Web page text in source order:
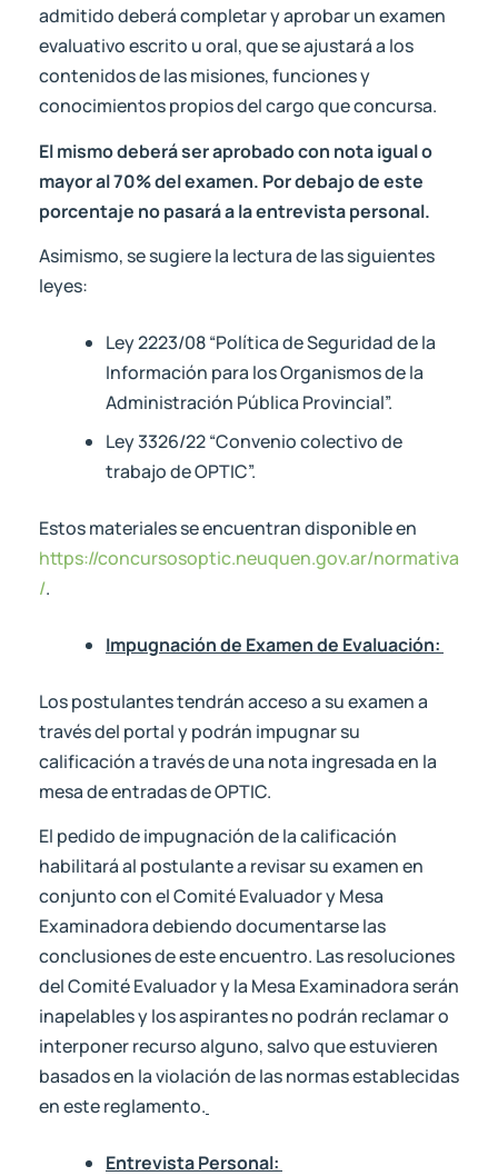
admitido deberá completar y aprobar un examen
evaluativo escrito u oral, que se ajustará a los
contenidos de las misiones, funciones y
conocimientos propios del cargo que concursa.
El mismo deberá ser aprobado con nota igual o
mayor al 70% del examen. Por debajo de este
porcentaje no pasará a la entrevista personal.
Asimismo, se sugiere la lectura de las siguientes
leyes:
Ley 2223/08 “Política de Seguridad de la
Información para los Organismos de la
Administración Pública Provincial”.
Ley 3326/22 “Convenio colectivo de
trabajo de OPTIC”.
Estos materiales se encuentran disponible en
https://concursosoptic.neuquen.gov.ar/normativa
/.
Impugnación de Examen de Evaluación:
Los postulantes tendrán acceso a su examen a
través del portal y podrán impugnar su
calificación a través de una nota ingresada en la
mesa de entradas de OPTIC.
El pedido de impugnación de la calificación
habilitará al postulante a revisar su examen en
conjunto con el Comité Evaluador y Mesa
Examinadora debiendo documentarse las
conclusiones de este encuentro. Las resoluciones
del Comité Evaluador y la Mesa Examinadora serán
inapelables y los aspirantes no podrán reclamar o
interponer recurso alguno, salvo que estuvieren
basados en la violación de las normas establecidas
en este reglamento.
Entrevista Personal: